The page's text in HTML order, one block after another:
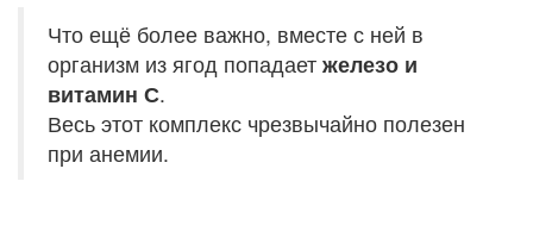
Что ещё более важно, вместе с ней в
организм из ягод попадает железо и
витамин С.
Весь этот комплекс чрезвычайно полезен
при анемии.